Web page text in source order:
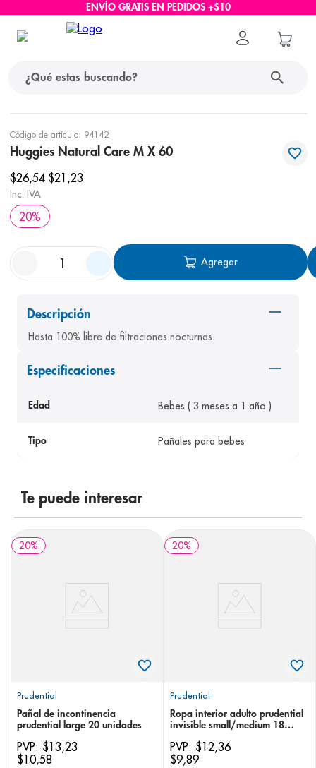
ENVÍO GRATIS EN PEDIDOS +$10
Código de artículo: 94142
Huggies Natural Care M X 60
$26,54 $21 ,23
Inc. IVA
20%
Agregar
Descripción
Hasta 100% libre de filtraciones nocturnas.
Especificaciones
Edad Bebes ( 3 meses a 1 año )
Tipo Pañales para bebes
Te puede interesar
20%
Prudential
Pañal de incontinencia
prudential large 20 unidades
PVP: $13,23
$10,58
20%
Prudential
Ropa interior adulto prudential
invisible small/medium 18
PVP:$12,36
$9,89
1. protector solar
2. pañales
3. eucerin
nivea
6. shampoo
7 bioderma
8 panolini
10